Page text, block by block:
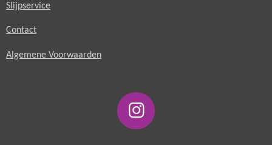
Slijpservice
Contact
Algemene Voorwaarden
I